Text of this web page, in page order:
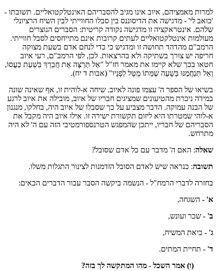
למרות מאמציהם, איוב אינו מגיב להסבריהם האינטלקטואליים. תשובתו -
'כואב לי' - מדגישה את הדיסוננס בין סבלו החווייתי לבין השיח הרציונלי
שלהם. אינטראקציה זו מדגישה נקודה קריטית: הסברים הנוצרים
מעולמות אינטלקטואליים לעתים קרובות אינם מתייחסים לסבל חווייתי.
הרמב"ם מהדהד תחושה זו ומדגיש כי כדי לנחם אדם בשעת מצוקה
חריפה יש צורך בשתיקה ולא בהרצאות. לכן, לפי הרמב"ם, רעי איוב
חטאו בכך שלא קיימו את מאמר חז"ל "אַל תְּרַצֶּה אֶת חֲבֵרְךָ בִּשְׁעַת כַּעֲסוֹ,
וְאַל תְּנַחֲמֶנּוּ בְּשָׁעָה שֶׁמֵּתוֹ מֻטָּל לְפָנָיו" (אבות ד יח).
בשיאו של הספר ה' עצמו פונה לאיוב. שיחה א-לוהית זו, אף שאינה שונה
במידה ניכרת מהטיעונים שמציגים חבריו של איוב, מובילה את איוב לרגע
של הבנה עמוקה. הדבר מצביע על כך שסבלו של איוב היה, בחלקו, מנגנון
א-לוהי שמטרתו היא ליזום תקשורת ישירה זו. אילו איוב היה מקבל את
הסבריהם של חבריו, ייתכן שהמפגש הטרנספורמטיבי הזה עם ה' לא היה
מתרחש.
שאלה: האם ה' מדבר עם כל אדם שסובל?
תשובה: כנראה שיש לאדם הסובל הזדמנות לצינור התגלות משלו.
בחזרה לדברי הרמח"ל - הנשמה ביקשה הסבר עבור הדברים הבאים:
א' - השגחה,
ב' - שכר ועונש,
ג' - ביאת המשיח,
ד' - תחיית המתים.
(ו) אמר השכל - מהו המתקשה לך בזה?